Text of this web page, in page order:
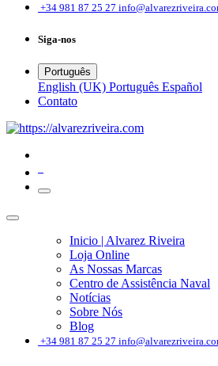
+34 981 87 25 27
Siga-nos
Português
English (UK) Português Español
Contato
Inicio | Alvarez Riveira
Loja Online
As Nossas Marcas
Centro de Assistência Naval
Notícias
Sobre Nós
Blog
+34 981 87 25 27